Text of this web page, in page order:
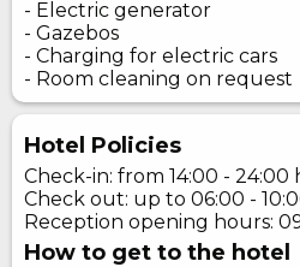
- Electric generator
- Gazebos
- Charging for electric cars
- Room cleaning on request
Hotel Policies
Check-in: from 14:00 - 24:00
Check out: up to 06:00 -
Reception opening hours:
How to get to the hotel